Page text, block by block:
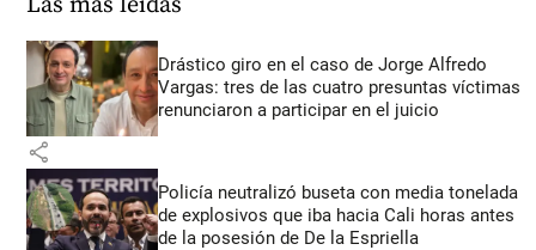
Drástico giro en el caso de Jorge Alfredo
Vargas: tres de las cuatro presuntas víctimas
renunciaron a participar en el juicio
share
Policía neutralizó buseta con media tonelada
de explosivos que iba hacia Cali horas antes
de la posesión de De la Espriella